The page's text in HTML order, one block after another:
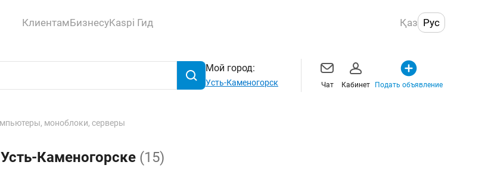
КлиентамБизнесуKaspi Гид Қаз Рус
Мой город:
Усть-Каменогорск Чат Кабинет Подать объявление
моноблоки, серверы
Каменогорске (15)